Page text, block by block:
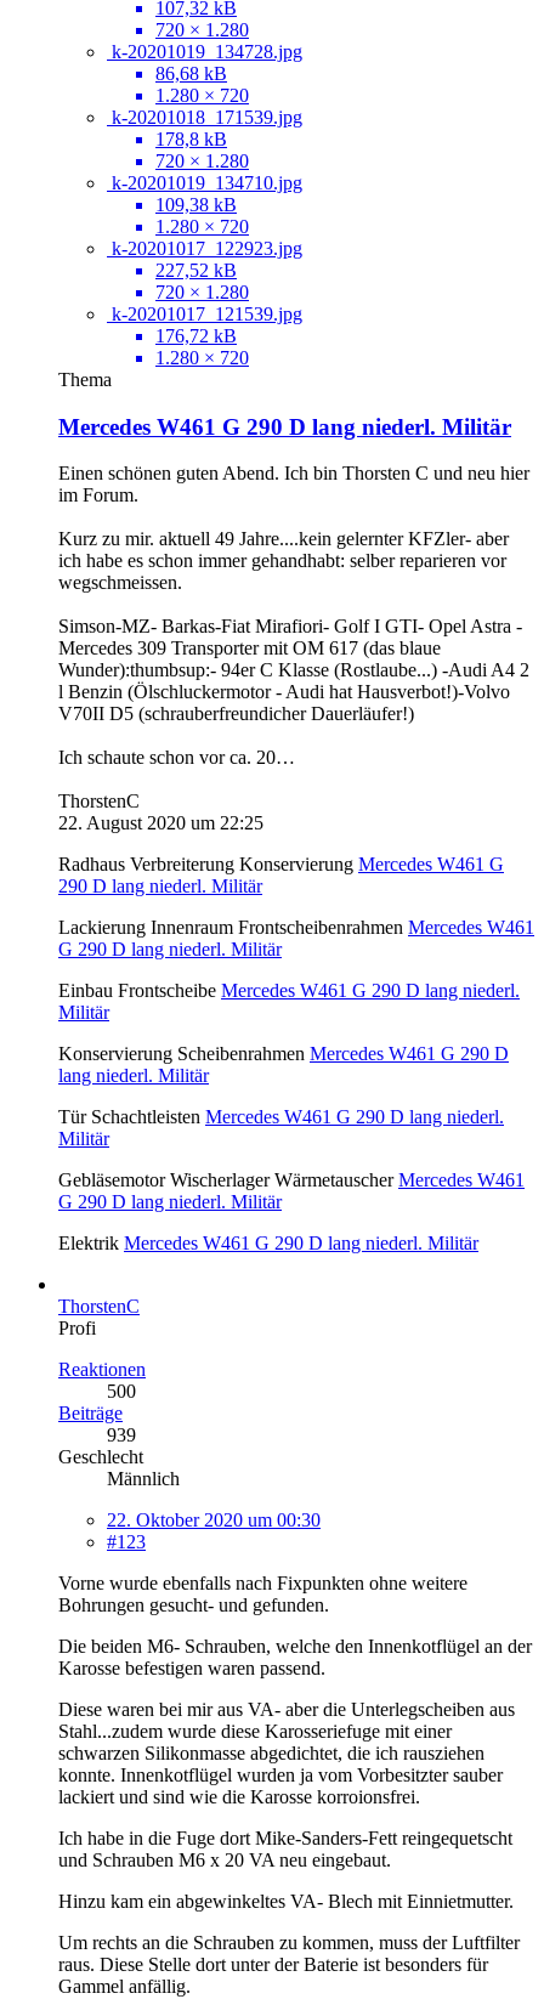
107,32 kB
720 × 1.280
k-20201019_134728.jpg
86,68 kB
1.280 × 720
k-20201018_171539.jpg
178,8 kB
720 × 1.280
k-20201019_134710.jpg
109,38 kB
1.280 × 720
k-20201017_122923.jpg
227,52 kB
720 × 1.280
k-20201017_121539.jpg
176,72 kB
1.280 × 720
Thema
Mercedes W461 G 290 D lang niederl. Militär
Einen schönen guten Abend. Ich bin Thorsten C und neu hier
im Forum.
Kurz zu mir. aktuell 49 Jahre....kein gelernter KFZler- aber
ich habe es schon immer gehandhabt: selber reparieren vor
wegschmeissen.
Simson-MZ- Barkas-Fiat Mirafiori- Golf I GTI- Opel Astra -
Mercedes 309 Transporter mit OM 617 (das blaue
Wunder):thumbsup:- 94er C Klasse (Rostlaube...) -Audi A4 2
l Benzin (Ölschluckermotor - Audi hat Hausverbot!)-Volvo
V70II D5 (schrauberfreundicher Dauerläufer!)
Ich schaute schon vor ca. 20…
ThorstenC
22. August 2020 um 22:25
Radhaus Verbreiterung Konservierung Mercedes W461 G
290 D lang niederl. Militär
Lackierung Innenraum Frontscheibenrahmen Mercedes W461
G 290 D lang niederl. Militär
Einbau Frontscheibe Mercedes W461 G 290 D lang niederl.
Militär
Konservierung Scheibenrahmen Mercedes W461 G 290 D
lang niederl. Militär
Tür Schachtleisten Mercedes W461 G 290 D lang niederl.
Militär
Gebläsemotor Wischerlager WärmetauscherMercedes W461
G 290 D lang niederl. Militär
Elektrik Mercedes W461 G 290 D lang niederl. Militär
ThorstenC
Profi
Reaktionen
500
Beiträge
939
Geschlecht
Männlich
22. Oktober 2020 um 00:30
#123
Vorne wurde ebenfalls nach Fixpunkten ohne weitere
Bohrungen gesucht- und gefunden.
Die beiden M6- Schrauben, welche den Innenkotflügel an der
Karosse befestigen waren passend.
Diese waren bei mir aus VA- aber die Unterlegscheiben aus
Stahl...zudem wurde diese Karosseriefuge mit einer
schwarzen Silikonmasse abgedichtet, die ich rausziehen
konnte. Innenkotflügel wurden ja vom Vorbesitzter sauber
lackiert und sind wie die Karosse korroionsfrei.
Ich habe in die Fuge dort Mike-Sanders-Fett reingequetscht
und Schrauben M6 x 20 VA neu eingebaut.
Hinzu kam ein abgewinkeltes VA- Blech mit Einnietmutter.
Um rechts an die Schrauben zu kommen, muss der Luftfilter
raus. Diese Stelle dort unter der Baterie ist besonders für
Gammel anfällig.